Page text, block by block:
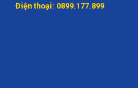
Điện thoại: 0899.177.899